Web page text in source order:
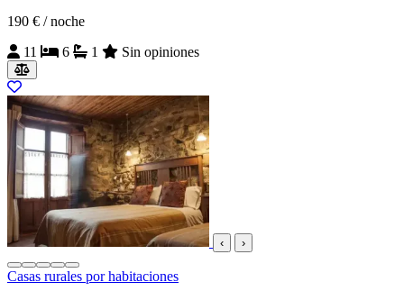
190 € / noche
11
6 1 Sin opiniones
‹ ›
Casas rurales por habitaciones